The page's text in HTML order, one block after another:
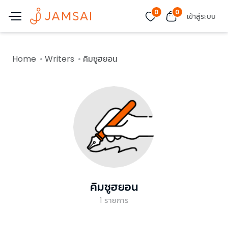
0 0 เข้าสู่ระบบ
Home Writers คิมซูฮยอน
คิมซูฮยอน
1 รายการ